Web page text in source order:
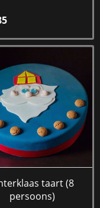
taart (8
persoons)